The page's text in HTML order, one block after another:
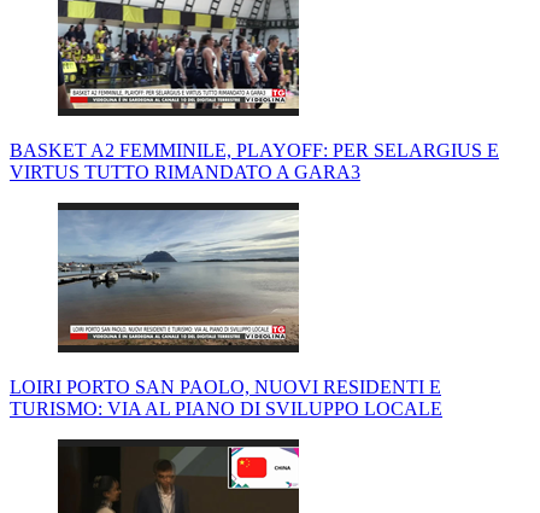
BASKET A2 FEMMINILE, PLAYOFF: PER SELARGIUS E
VIRTUS TUTTO RIMANDATO A GARA3
LOIRI PORTO SAN PAOLO, NUOVI RESIDENTI E
TURISMO: VIA AL PIANO DI SVILUPPO LOCALE